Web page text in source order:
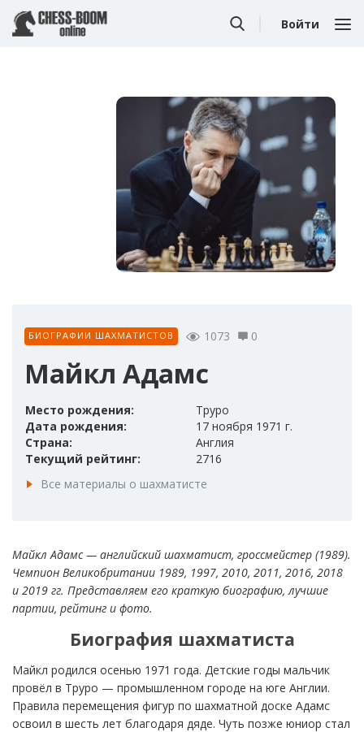
Войти
БИОГРАФИИ ШАХМАТИСТОВ 1073 0
Майкл Адамс
Место рождения:
Труро
Дата рождения:
17 ноября 1971 г.
Страна:
Англия
Текущий рейтинг:
2716
Все материалы о шахматисте
Майкл Адамс — английский шахматист, гроссмейстер (1989).
Чемпион Великобритании 1989, 1997, 2010, 2011, 2016, 2018
и 2019 гг. Представляем его краткую биографию, лучшие
партии, рейтинг и фото.
Биография шахматиста
Майкл родился осенью 1971 года. Детские годы мальчик
провёл в Труро — промышленном городе на юге Англии.
Правила перемещения фигур по шахматной доске Адамс
освоил в шесть лет благодаря дяде. Чуть позже юниор стал